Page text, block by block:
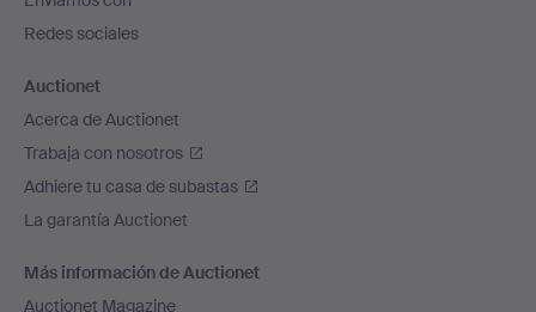
página
Redes sociales
Auctionet
Acerca de Auctionet
Trabaja con nosotros
Adhiere tu casa de subastas
La garantía Auctionet
Más información de Auctionet
Auctionet Magazine